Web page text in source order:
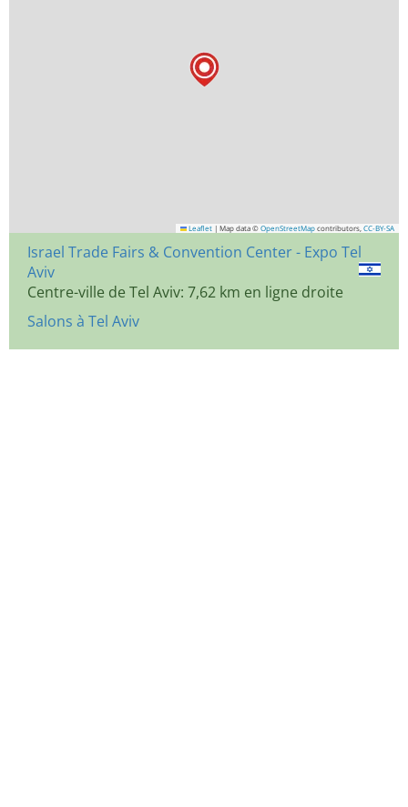
Leaflet | Map data © OpenStreetMap contributors, CC-BY-SA
Israel Trade Fairs & Convention Center - Expo Tel
Aviv
Centre-ville de Tel Aviv: 7,62 km en ligne droite
Salons à Tel Aviv